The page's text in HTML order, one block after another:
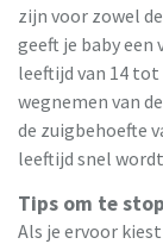
zijn voor zowel
geeft je baby een
leeftijd van 14
wegnemen van
de zuigbehoefte
leeftijd snel
Tips om te
Als je ervoor